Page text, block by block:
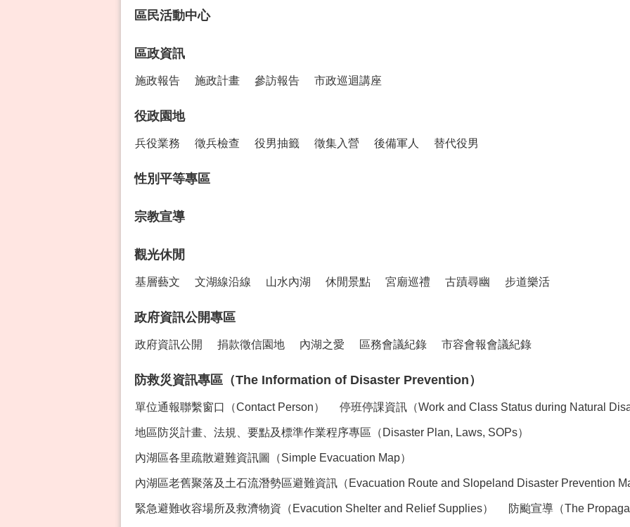
區民活動中心
區政資訊
施政報告 施政計畫 參訪報告 市政巡迴講座
役政園地
兵役業務 徵兵檢查 役男抽籤 徵集入營 後備軍人 替代役男
性別平等專區
宗教宣導
觀光休閒
基層藝文 文湖線沿線 山水內湖 休閒景點 宮廟巡禮 古蹟尋幽 步道樂活
政府資訊公開專區
政府資訊公開 捐款徵信園地 內湖之愛 區務會議紀錄 市容會報會議紀錄
防救災資訊專區（The Information of Disaster Prevention）
單位通報聯繫窗口（Contact Person） 停班停課資訊（Work and Class Status during Natural
地區防災計畫、法規、要點及標準作業程序專區（Disaster Plan, Laws, SOPs）
內湖區各里疏散避難資訊圖（Simple Evacuation Map）
內湖區老舊聚落及土石流潛勢區避難資訊（Evacuation Route and Slopeland Disaster Prevention
緊急避難收容場所及救濟物資（Evacution Shelter and Relief Supplies） 防颱宣導（The